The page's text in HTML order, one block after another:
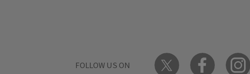
FOLLOW US ON